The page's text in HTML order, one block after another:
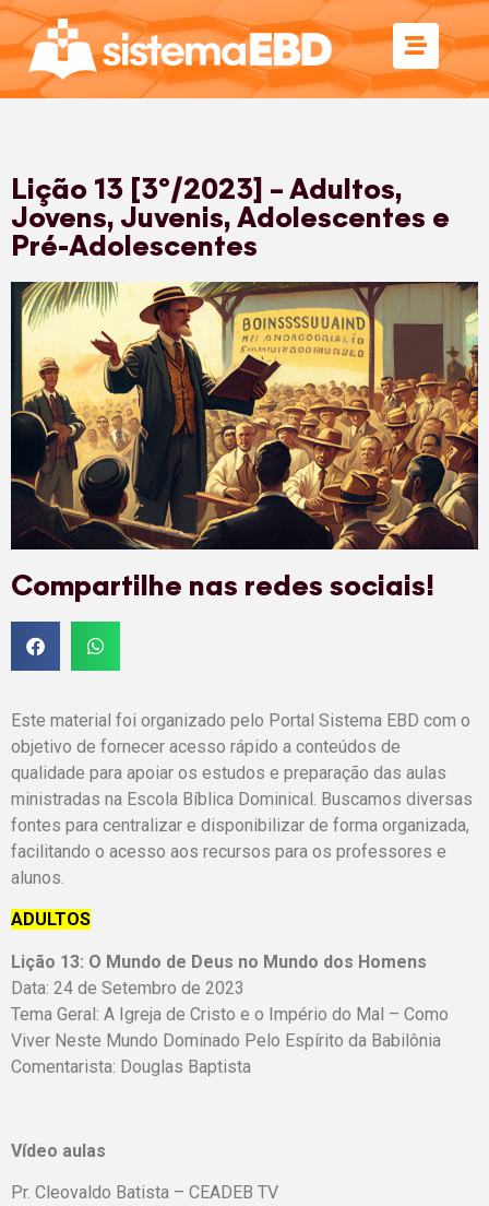
Lição 13 [3º/2023] – Adultos,
Jovens, Juvenis, Adolescentes e
Pré-Adolescentes
Compartilhe nas redes sociais!
Este material foi organizado pelo Portal Sistema EBD com o
objetivo de fornecer acesso rápido a conteúdos de
qualidade para apoiar os estudos e preparação das aulas
ministradas na Escola Bíblica Dominical. Buscamos diversas
fontes para centralizar e disponibilizar de forma organizada,
facilitando o acesso aos recursos para os professores e
alunos.
ADULTOS
Lição 13: O Mundo de Deus no Mundo dos Homens
Data: 24 de Setembro de 2023
Tema Geral: A Igreja de Cristo e o Império do Mal – Como
Viver Neste Mundo Dominado Pelo Espírito da Babilônia
Comentarista: Douglas Baptista
Vídeo aulas
Pr. Cleovaldo Batista – CEADEB TV